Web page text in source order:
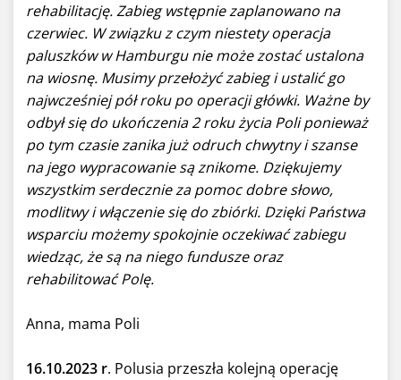
rehabilitację. Zabieg wstępnie zaplanowano na
czerwiec. W związku z czym niestety operacja
paluszków w Hamburgu nie może zostać ustalona
na wiosnę. Musimy przełożyć zabieg i ustalić go
najwcześniej pół roku po operacji główki. Ważne by
odbył się do ukończenia 2 roku życia Poli ponieważ
po tym czasie zanika już odruch chwytny i szanse
na jego wypracowanie są znikome. Dziękujemy
wszystkim serdecznie za pomoc dobre słowo,
modlitwy i włączenie się do zbiórki. Dzięki Państwa
wsparciu możemy spokojnie oczekiwać zabiegu
wiedząc, że są na niego fundusze oraz
rehabilitować Polę.
Anna, mama Poli
16.10.2023 r. Polusia przeszła kolejną operację